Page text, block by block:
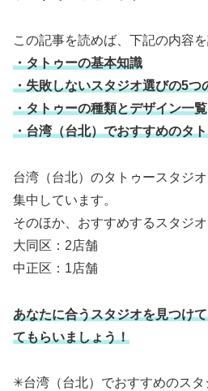
この記事を読めば、下記の内容を
・タトゥーの基本知識
・失敗しないスタジオ選びの5つ
・タトゥーの種類とデザイン一覧
・台湾（台北）でおすすめのタ
台湾（台北）のタトゥースタジ
集中しています。
そのほか、おすすめするスタジオ
大同区：2店舗
中正区：1店舗
あなたに合うスタジオを見つけ
てもらいましょう！
✳︎台湾（台北）でおすすめのスタ